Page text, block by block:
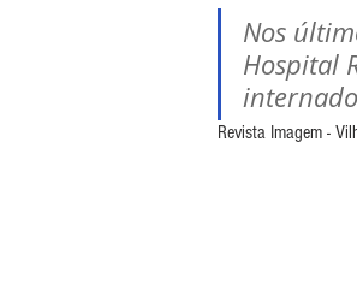
Nos
Hospital
Revista Imagem -